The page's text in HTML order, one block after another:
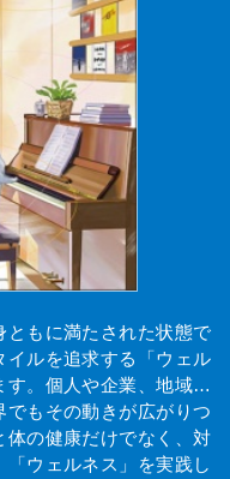
ともに満たされた状態で
イルを追求する「ウェル
す。個人や企業、地域…
でもその動きが広がりつ
体の健康だけでなく、対
「ウェルネス」を実践し